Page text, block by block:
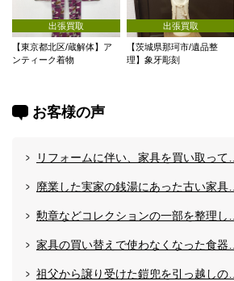
出張買取
【東京都北区/蔵解体】ア
ンティーク着物
出張買取
【茨城県那珂市/遺品整
理】象牙彫刻
お客様の声
リフォームに伴い、家具を買い取って…
廃業した実家の銭湯にあった古い家具…
勲章などコレクションの一部を整理し…
家具の買い替えで使わなくなった食器…
祖父から譲り受けた鎧兜を引っ越しの…